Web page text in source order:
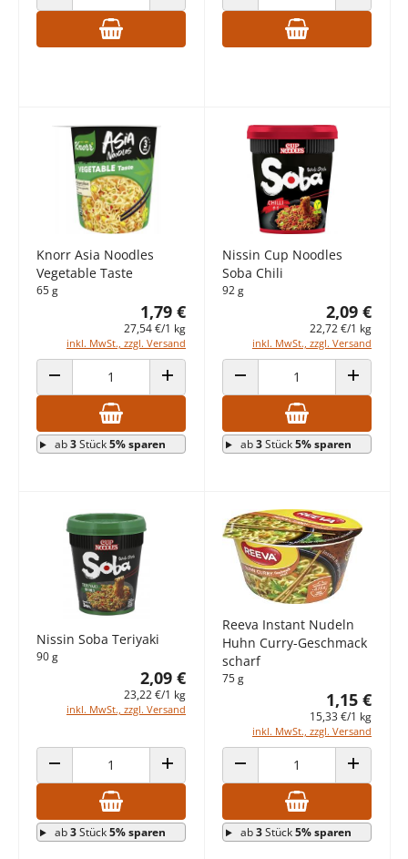
ANZAHL VERRINGERN ANZAHL ERHÖHENANZAHL VERRINGERN ANZAHL
Knorr Asia Noodles
Vegetable Taste
65 g
1,79 €
27,54 €/1 kg
inkl. MwSt., zzgl. Versand
ANZAHL VERRINGERN ANZAHL ERHÖHEN
ab3Stück5% sparen
Nissin Cup Noodles
Soba Chili
92 g
2,09 €
22,72 €/1 kg
inkl. MwSt., zzgl. Versand
ANZAHL VERRINGERN ANZAHL
ab3Stück5% sparen
Nissin Soba Teriyaki
90 g
2,09 €
23,22 €/1 kg
inkl. MwSt., zzgl. Versand
ANZAHL VERRINGERN ANZAHL ERHÖHEN
ab3Stück5% sparen
Reeva Instant Nudeln
Huhn Curry-Geschmack
scharf
75 g
1,15 €
15,33 €/1 kg
inkl. MwSt., zzgl. Versand
ANZAHL VERRINGERN ANZAHL
ab3Stück5% sparen